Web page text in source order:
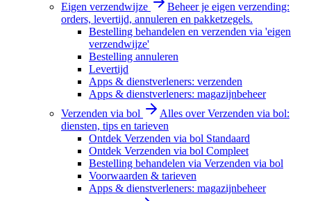
Eigen verzendwijze
Beheer je eigen verzending:
orders, levertijd, annuleren en pakketzegels.
Bestelling behandelen en verzenden via 'eigen
verzendwijze'
Bestelling annuleren
Levertijd
Apps & dienstverleners: verzenden
Apps & dienstverleners: magazijnbeheer
Verzenden via bol
Alles over Verzenden via bol:
diensten, tips en tarieven
Ontdek Verzenden via bol Standaard
Ontdek Verzenden via bol Compleet
Bestelling behandelen via Verzenden via bol
Voorwaarden & tarieven
Apps & dienstverleners: magazijnbeheer